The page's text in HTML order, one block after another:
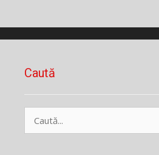
Caută
după: